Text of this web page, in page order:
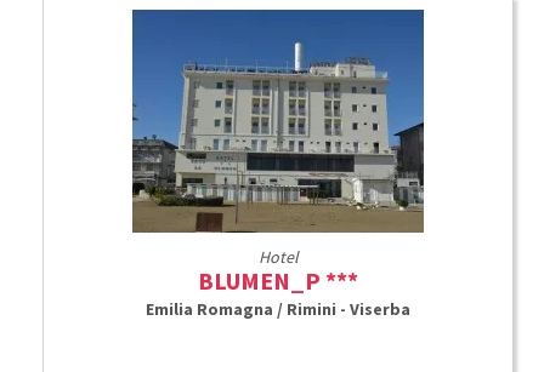
Hotel
BLUMEN_P ***
Emilia Romagna / Rimini - Viserba